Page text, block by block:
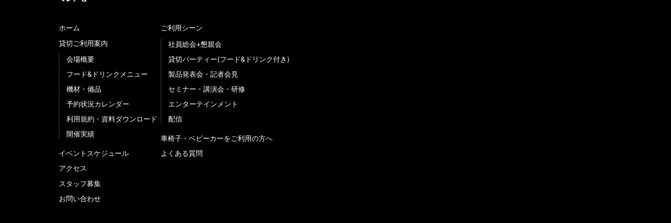
ホーム
貸切ご利用案内
会場概要
フード&ドリンクメニュー
機材・備品
予約状況カレンダー
利用規約・資料ダウンロード
開催実績
イベントスケジュール
アクセス
スタッフ募集
お問い合わせ
ご利用シーン
社員総会+懇親会
貸切パーティー(フード&ドリンク付き)
製品発表会・記者会見
セミナー・講演会・研修
エンターテインメント
配信
車椅子・ベビーカーをご利用の方へ
よくある質問